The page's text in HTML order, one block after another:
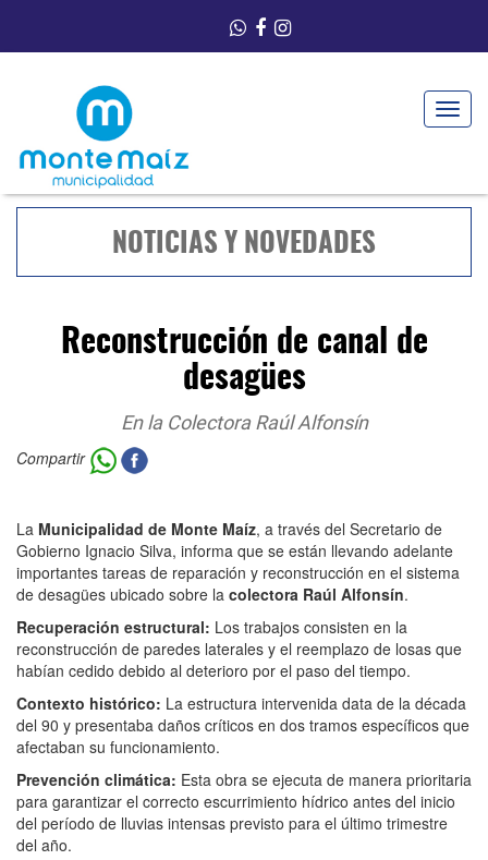
Toggle
NOTICIAS Y NOVEDADES
Reconstrucción de canal de
desagües
En la Colectora Raúl Alfonsín
Compartir
La Municipalidad de Monte Maíz, a través del Secretario de
Gobierno Ignacio Silva, informa que se están llevando adelante
importantes tareas de reparación y reconstrucción en el sistema
de desagües ubicado sobre la colectora Raúl Alfonsín.
Recuperación estructural: Los trabajos consisten en la
reconstrucción de paredes laterales y el reemplazo de losas que
habían cedido debido al deterioro por el paso del tiempo.
Contexto histórico: La estructura intervenida data de la década
del 90 y presentaba daños críticos en dos tramos específicos que
afectaban su funcionamiento.
Prevención climática: Esta obra se ejecuta de manera prioritaria
para garantizar el correcto escurrimiento hídrico antes del inicio
del período de lluvias intensas previsto para el último trimestre
del año.